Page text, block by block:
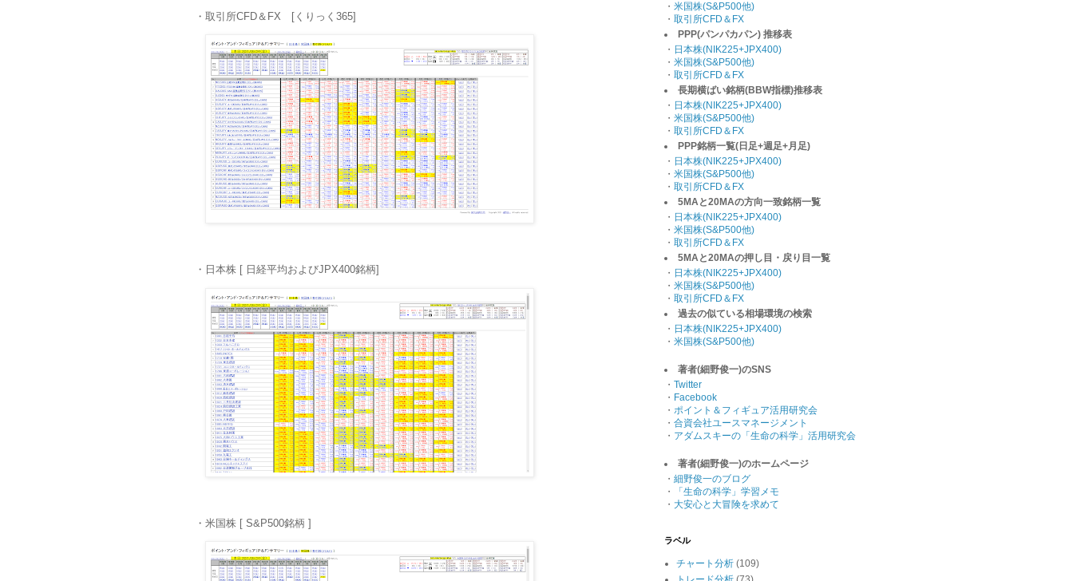
・取引所CFD＆FX [くりっく365]
・日本株 [ 日経平均およびJPX400銘柄]
・米国株 [ S&P500銘柄 ]
・ 米国株(S&P500他)
・ 取引所CFD＆FX
PPP(パンパカパン) 推移表
・ 日本株(NIK225+JPX400)
・ 米国株(S&P500他)
・ 取引所CFD＆FX
長期横ばい銘柄(BBW指標)推移表
・ 日本株(NIK225+JPX400)
・ 米国株(S&P500他)
・ 取引所CFD＆FX
PPP銘柄一覧(日足+週足+月足)
・ 日本株(NIK225+JPX400)
・ 米国株(S&P500他)
・ 取引所CFD＆FX
5MAと20MAの方向一致銘柄一覧
・ 日本株(NIK225+JPX400)
・ 米国株(S&P500他)
・ 取引所CFD＆FX
5MAと20MAの押し目・戻り目一覧
・ 日本株(NIK225+JPX400)
・ 米国株(S&P500他)
・ 取引所CFD＆FX
過去の似ている相場環境の検索
・ 日本株(NIK225+JPX400)
・ 米国株(S&P500他)
著者(細野俊一)のSNS
・ Twitter
・ Facebook
・ ポイント＆フィギュア活用研究会
・ 合資会社ユースマネージメント
・ アダムスキーの「生命の科学」活用研究会
著者(細野俊一)のホームページ
・ 細野俊一のブログ
・
「生命の科学」学習メモ
・ 大安心と大冒険を求めて
ラベル
チャート分析 (109)